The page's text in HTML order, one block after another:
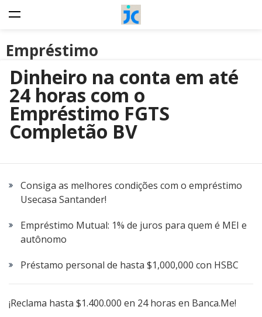
Empréstimo
Dinheiro na conta em até
24 horas com o
Empréstimo FGTS
Completão BV
Consiga as melhores condições com o empréstimo
Usecasa Santander!
Empréstimo Mutual: 1% de juros para quem é MEI e
autônomo
Préstamo personal de hasta $1,000,000 con HSBC
¡Reclama hasta $1.400.000 en 24 horas en Banca.Me!